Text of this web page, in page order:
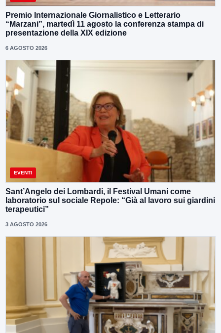
Premio Internazionale Giornalistico e Letterario
“Marzani”, martedì 11 agosto la conferenza stampa di
presentazione della XIX edizione
6 AGOSTO 2026
EVENTI
Sant’Angelo dei Lombardi, il Festival Umani come
laboratorio sul sociale Repole: “Già al lavoro sui giardini
terapeutici”
3 AGOSTO 2026